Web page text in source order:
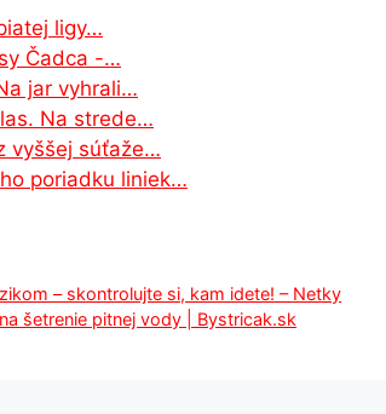
ligy…
Čadca -…
jar vyhrali…
Na strede…
vyššej súťaže…
poriadku liniek…
– skontrolujte si, kam idete! – Netky
šetrenie pitnej vody | Bystricak.sk